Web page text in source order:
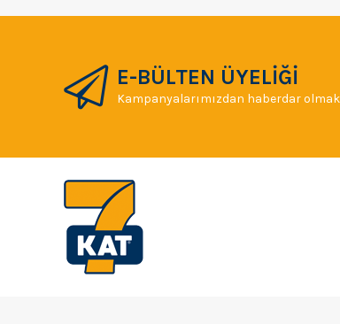
E-BÜLTEN ÜYELİĞİ
Kampanyalarımızdan haberdar